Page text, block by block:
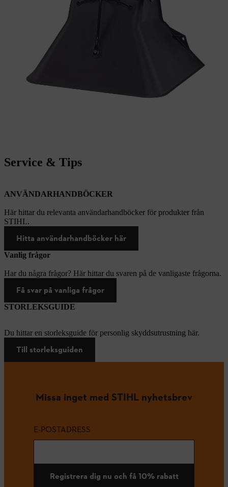
Service & Tips
ANVÄNDARHANDBÖCKER
Här hittar du relevanta användarhandböcker för produkter från
STIHL.
Hitta användarhandböcker här
Vanlig frågor
Har du några frågor? Här hittar du svaren på de vanligaste frågorna.
Få svar på vanliga frågor
STORLEKSGUIDE
Du hittar en storleksguide för personlig skyddsutrustning här.
Till storleksguiden
Missa inget med STIHL nyhetsbrev
E-POSTADRESS
Registrera dig nu och få 10% rabatt